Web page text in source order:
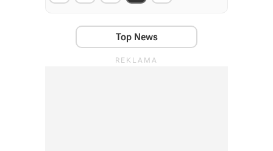
Top News